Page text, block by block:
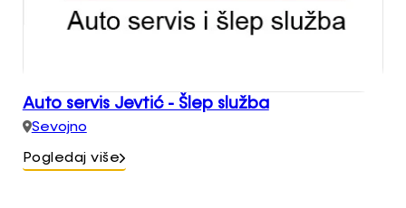
Auto servis Jevtić - Šlep služba
Sevojno
Pogledaj više